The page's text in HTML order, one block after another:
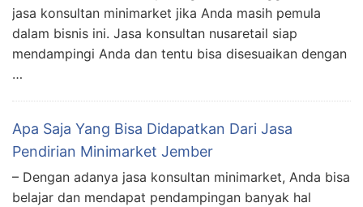
jasa konsultan minimarket jika Anda masih pemula
dalam bisnis ini. Jasa konsultan nusaretail siap
mendampingi Anda dan tentu bisa disesuaikan dengan
…
Apa Saja Yang Bisa Didapatkan Dari Jasa
Pendirian Minimarket Jember
– Dengan adanya jasa konsultan minimarket, Anda bisa
belajar dan mendapat pendampingan banyak hal